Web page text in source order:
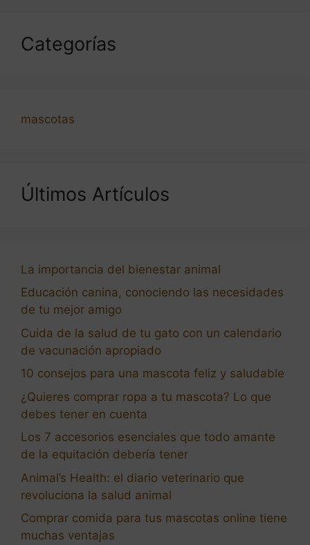
Categorías
mascotas
Últimos Artículos
La importancia del bienestar animal
Educación canina, conociendo las necesidades
de tu mejor amigo
Cuida de la salud de tu gato con un calendario
de vacunación apropiado
10 consejos para una mascota feliz y saludable
¿Quieres comprar ropa a tu mascota? Lo que
debes tener en cuenta
Los 7 accesorios esenciales que todo amante
de la equitación debería tener
Animal’s Health: el diario veterinario que
revoluciona la salud animal
Comprar comida para tus mascotas online tiene
muchas ventajas